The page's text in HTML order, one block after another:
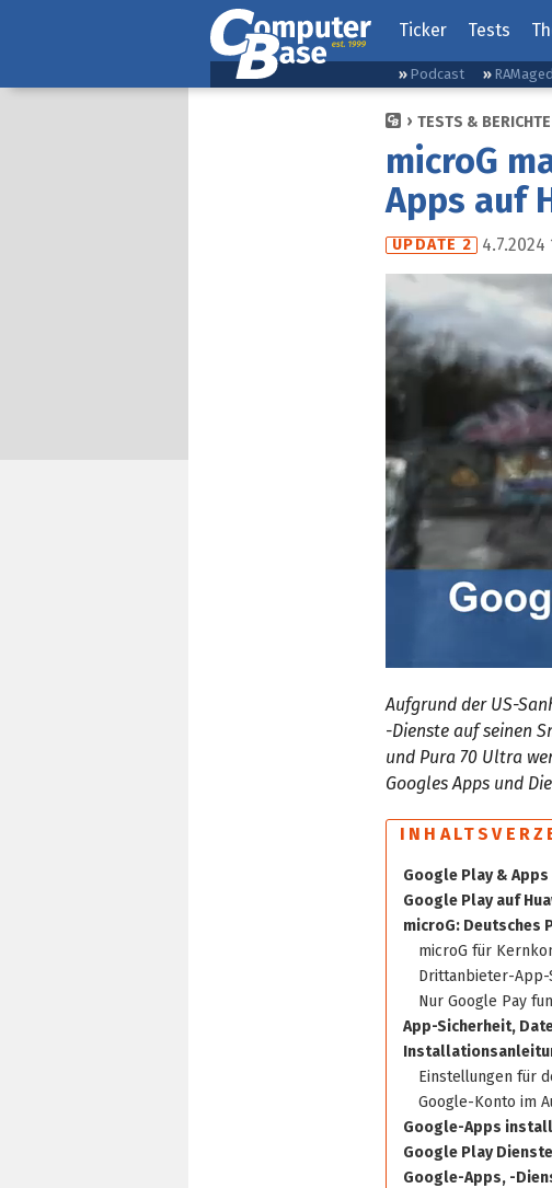
Ticker Tests
Podcast
TESTS & BERICHTE
microG
Apps auf
UPDATE 2 4.7.2024
seconds
of
2
minutes,
38
seconds Volume
Aufgrund der US-
‑Dienste auf seinen
und Pura 70 Ultra
Googles Apps und
Google Play &
Google Play auf
microG: Deutsches
microG für
Drittanbieter-
Nur Google Pay
App-Sicherheit,
Einstellungen für
Google-Konto im
Google-Apps
Google Play
Google-Apps, -